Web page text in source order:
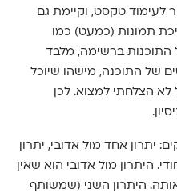
טקסט, וקיימת גם
תמונות (כמעט) כמו
התוכנות ברשימה, מלבד
של התוכנה, מישהו שיוכל
לא הצלחתי למצוא. לכן
יתרון אחד מול אדובי, יתרון
היתרון מול אדובי הוא שאין
היתרון השני (שמשותף